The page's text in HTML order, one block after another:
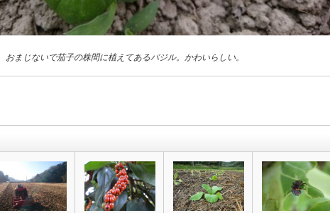
おまじないで茄子の株間に植えてあるバジル。かわいらしい。